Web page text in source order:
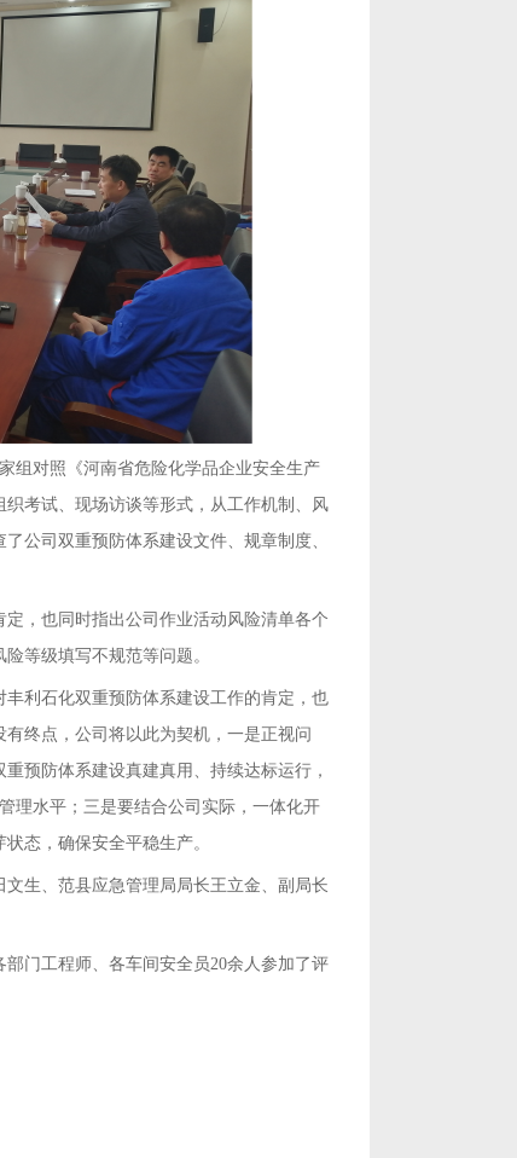
组对照《河南省危险化学品企业安全生产
考试、现场访谈等形式，从工作机制、风
公司双重预防体系建设文件、规章制度、
，也同时指出公司作业活动风险清单各个
等级填写不规范等问题。
利石化双重预防体系建设工作的肯定，也
终点，公司将以此为契机，一是正视问
预防体系建设真建真用、持续达标运行，
理水平；三是要结合公司实际，一体化开
态，确保安全平稳生产。
生、范县应急管理局局长王立金、副局长
门工程师、各车间安全员20余人参加了评